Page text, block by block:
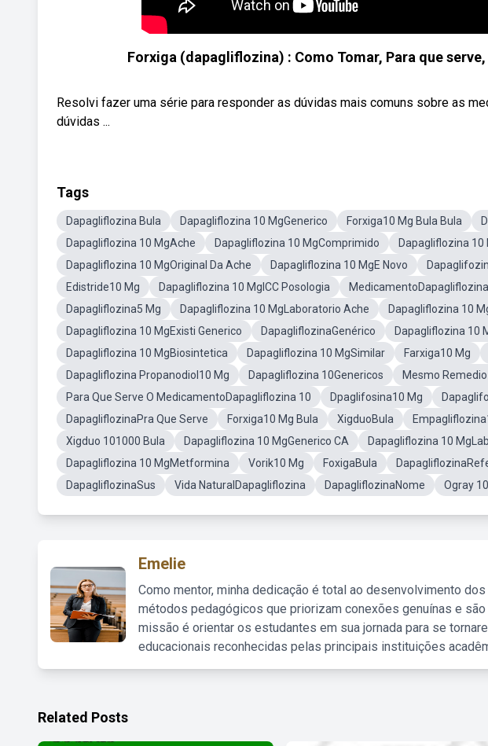
Forxiga (dapagliflozina) : Como Tomar, Para que
Resolvi fazer uma série para responder as dúvidas mais comuns sobre as
dúvidas ...
Tags
Dapagliflozina Bula Dapagliflozina 10 MgGenerico Forxiga10 Mg Bula Bula
Dapagliflozina 10 MgAche
Dapagliflozina 10 MgComprimido
Dapagliflozina
Dapagliflozina 10 MgOriginal Da Ache
Dapagliflozina 10 MgE Novo
Edistride10 Mg
Dapagliflozina 10 MgICC Posologia
Dapagliflozina5 Mg
Dapagliflozina 10 MgLaboratorio Ache
Dapagliflozina 10
Dapagliflozina 10 MgExisti Generico
DapagliflozinaGenérico
Dapagliflozina 10
Dapagliflozina 10 MgBiosintetica
Dapagliflozina 10 MgSimilar Farxiga10 Mg
Dapagliflozina Propanodiol10 Mg
Dapagliflozina 10Genericos
Mesmo
Para Que Serve O MedicamentoDapagliflozina 10
Dpaglifosina10 Mg
DapagliflozinaPra Que Serve
Forxiga10 Mg Bula XigduoBula
Xigduo 101000 Bula
Dapagliflozina 10 MgGenerico CA
Dapagliflozina 10
Dapagliflozina 10 MgMetformina
Vorik10 Mg FoxigaBula
DapagliflozinaSus
Vida NaturalDapagliflozina DapagliflozinaNome Ogray
Emelie
Como mentor, minha dedicação é total ao desenvolvimento
métodos pedagógicos que priorizam conexões genuínas e
missão é orientar os estudantes em sua jornada para se
educacionais reconhecidas pelas principais instituições
Related Posts